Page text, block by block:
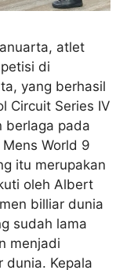
atlet
di
yang berhasil
Circuit Series IV
berlaga pada
World 9
itu merupakan
oleh Albert
billiar dunia
sudah lama
menjadi
dunia. Kepala